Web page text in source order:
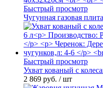
Быстрый просмотр
Чугунная газовая
Быстрый просмотр
Ухват кованый с
2 869 руб. / шт